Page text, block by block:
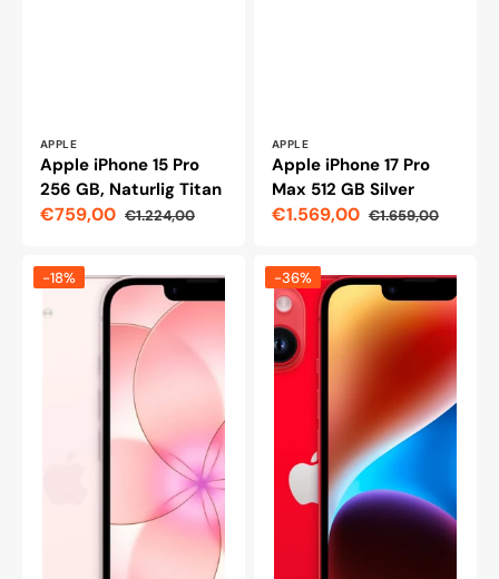
Leverantör:
APPLE
Apple iPhone 15 Pro
256 GB, Naturlig Titan
Reapris
€759,00
Ordinarie
€1.224,00
Leverantör:
APPLE
Apple iPhone 17 Pro
Max 512 GB Silver
Reapris
€1.569,00
Ordinarie
€1.659,00
Apple
iPhone
17e
-18%
iPhone
14
512
GB,
röd
-36%